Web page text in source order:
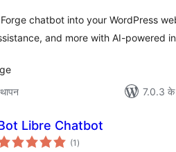
chatbot into your WordPress
and more with AI-powered
7.0.3 के
Libre Chatbot
(1 कुल
दर)